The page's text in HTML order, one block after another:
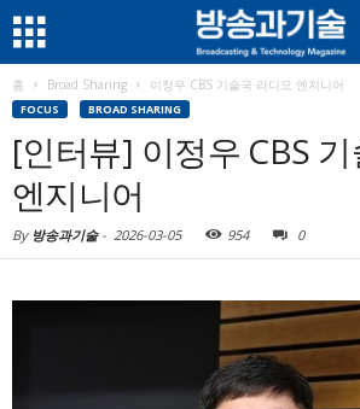
홈 Broad Sharing 이정우 CBS 기술국 라디오 엔지니어
FOCUS BROAD SHARING
[인터뷰] 이정우 CBS
엔지니어
By 방송과기술- 2026-03-05 954 0